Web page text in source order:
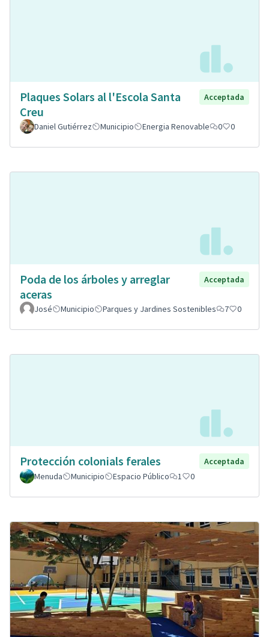
Plaques Solars al l'Escola Santa
Creu
Acceptada
Daniel Gutiérrez Municipio Energia Renovable 0 0
Poda de los árboles y arreglar
aceras
Acceptada
José Municipio Parques y Jardines Sostenibles 7 0
Protección colonials ferales
Acceptada
Menuda
Municipio Espacio Público 1 0